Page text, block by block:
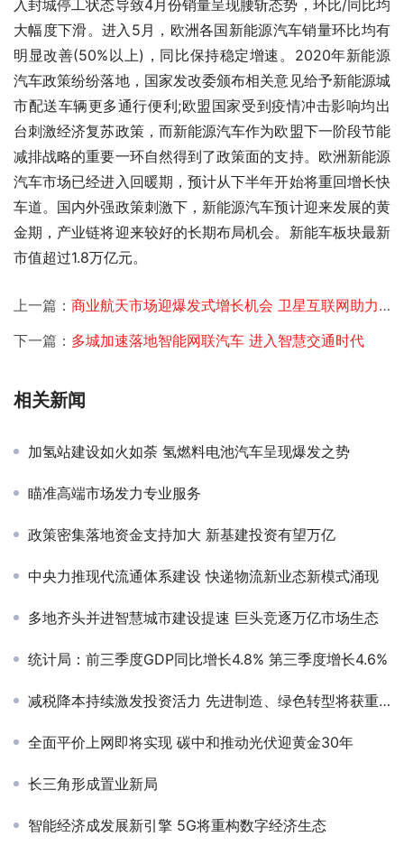
入封城停工状态导致4月份销量呈现腰斩态势，环比/同比均
大幅度下滑。进入5月，欧洲各国新能源汽车销量环比均有
明显改善(50%以上)，同比保持稳定增速。2020年新能源
汽车政策纷纷落地，国家发改委颁布相关意见给予新能源城
市配送车辆更多通行便利;欧盟国家受到疫情冲击影响均出
台刺激经济复苏政策，而新能源汽车作为欧盟下一阶段节能
减排战略的重要一环自然得到了政策面的支持。欧洲新能源
汽车市场已经进入回暖期，预计从下半年开始将重回增长快
车道。国内外强政策刺激下，新能源汽车预计迎来发展的黄
金期，产业链将迎来较好的长期布局机会。新能车板块最新
市值超过1.8万亿元。
上一篇： 商业航天市场迎爆发式增长机会 卫星互联网助力新基建发展
下一篇： 多城加速落地智能网联汽车 进入智慧交通时代
相关新闻
加氢站建设如火如荼 氢燃料电池汽车呈现爆发之势
瞄准高端市场发力专业服务
政策密集落地资金支持加大 新基建投资有望万亿
中央力推现代流通体系建设 快递物流新业态新模式涌现
多地齐头并进智慧城市建设提速 巨头竞逐万亿市场生态
统计局：前三季度GDP同比增长4.8% 第三季度增长4.6%
减税降本持续激发投资活力 先进制造、绿色转型将获重点支持
全面平价上网即将实现 碳中和推动光伏迎黄金30年
长三角形成置业新局
智能经济成发展新引擎 5G将重构数字经济生态